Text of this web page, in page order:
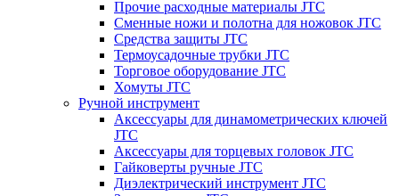
Прочие расходные материалы JTC
Сменные ножи и полотна для ножовок JTC
Средства защиты JTC
Термоусадочные трубки JTC
Торговое оборудование JTC
Хомуты JTC
Ручной инструмент
Аксессуары для динамометрических ключей
JTC
Аксессуары для торцевых головок JTC
Гайковерты ручные JTC
Диэлектрический инструмент JTC